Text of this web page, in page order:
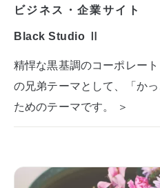
ビジネス・企業サイト
Black Studio Ⅱ
精悍な黒基調のコーポレー
の兄弟テーマとして、「か
ためのテーマです。 ＞